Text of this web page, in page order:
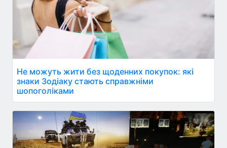
Не можуть жити без щоденних покупок: які
знаки Зодіаку стають справжніми
шопоголіками